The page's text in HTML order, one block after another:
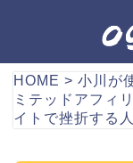
HOME > 小川が
ミテッドアフィ
イトで挫折する